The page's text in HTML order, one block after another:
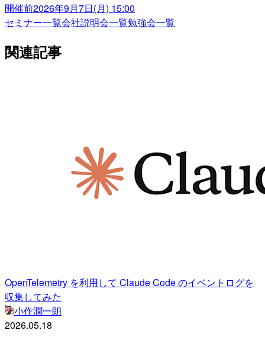
開催前2026年9月7日(月) 15:00
セミナー一覧会社説明会一覧勉強会一覧
関連記事
OpenTelemetry を利用して Claude Code のイベントログを
収集してみた
小作潤一朗
2026.05.18